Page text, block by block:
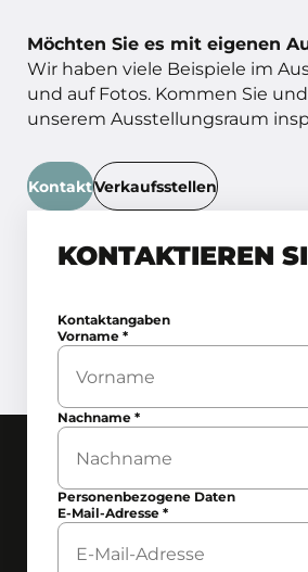
Möchten Sie es mit eigenen
Wir haben viele Beispiele im
und auf Fotos. Kommen Sie
unserem Ausstellungsraum
KontaktVerkaufsstellen
KONTAKTIEREN
Kontaktangaben
Vorname*
Nachname*
Personenbezogene Daten
E-Mail-Adresse*